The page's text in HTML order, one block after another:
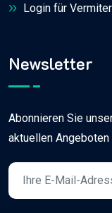
Login für Vermiter
Newsletter
Abonnieren Sie
aktuellen Angeboten